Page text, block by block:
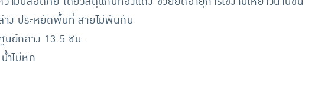
ง ประหยัดพื้นที่ สายไม่พันกัน
นย์กลาง 13.5 ซม.
ำไม่หก